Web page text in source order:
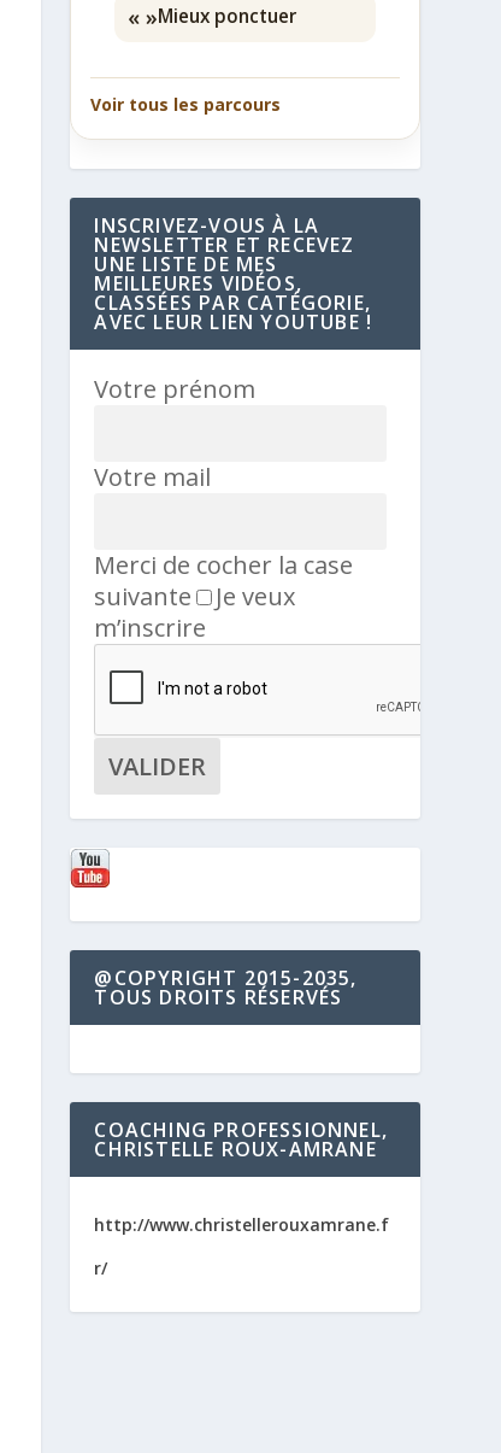
« »Mieux ponctuer
Voir tous les parcours
INSCRIVEZ-VOUS À LA
NEWSLETTER ET RECEVEZ
UNE LISTE DE MES
MEILLEURES VIDÉOS,
CLASSÉES PAR CATÉGORIE,
AVEC LEUR LIEN YOUTUBE !
Votre prénom
Votre mail
Merci de cocher la case
suivante
Je veux
m’inscrire
@COPYRIGHT 2015-2035,
TOUS DROITS RÉSERVÉS
COACHING PROFESSIONNEL,
CHRISTELLE ROUX-AMRANE
http://www.christellerouxamrane.f
r/